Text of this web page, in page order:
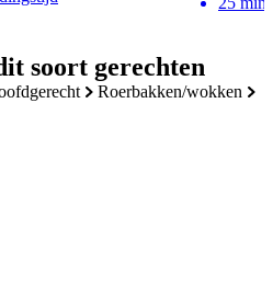
soort gerechten
roerbakken/wokken